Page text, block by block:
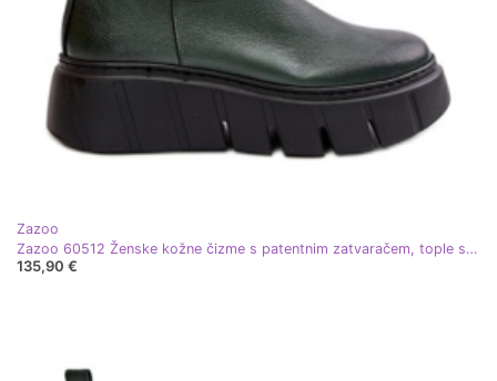
Zazoo
Zazoo 60512 Ženske kožne čizme s patentnim zatvaračem, tople s filcom, tamnozelene zelena
135,90 €